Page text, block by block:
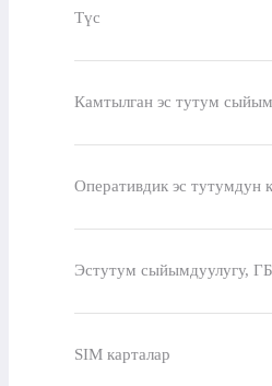
Түс
Камтылган эс тутум
Оперативдик эс тутумдун
Эстутум сыйымдуулугу, ГБ
SIM карталар